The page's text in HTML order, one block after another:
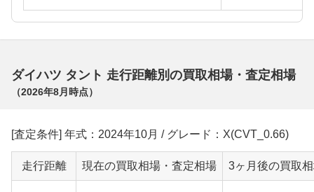
ダイハツ タント 走行距離別の買取相場・査定相場
（2026年8月 時点）
[査定条件] 年式：2024年10月 / グレード：X(CVT_0.66)
走行距離 現在の買取相場・査定相場 3ヶ月後の買取